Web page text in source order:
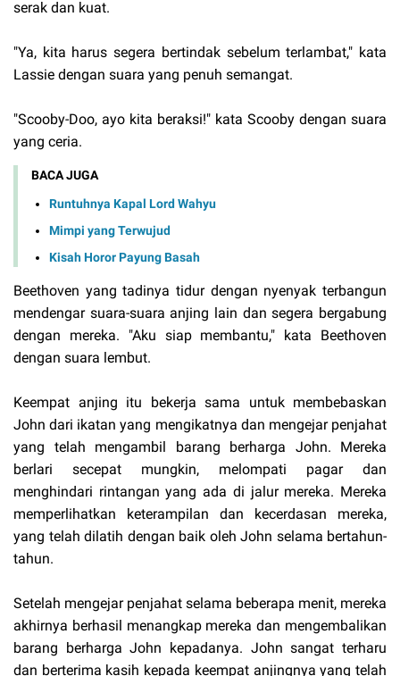
serak dan kuat.
"Ya, kita harus segera bertindak sebelum terlambat," kata
Lassie dengan suara yang penuh semangat.
"Scooby-Doo, ayo kita beraksi!" kata Scooby dengan suara
yang ceria.
BACA JUGA
Runtuhnya Kapal Lord Wahyu
Mimpi yang Terwujud
Kisah Horor Payung Basah
Beethoven yang tadinya tidur dengan nyenyak terbangun
mendengar suara-suara anjing lain dan segera bergabung
dengan mereka. "Aku siap membantu," kata Beethoven
dengan suara lembut.
Keempat anjing itu bekerja sama untuk membebaskan
John dari ikatan yang mengikatnya dan mengejar penjahat
yang telah mengambil barang berharga John. Mereka
berlari secepat mungkin, melompati pagar dan
menghindari rintangan yang ada di jalur mereka. Mereka
memperlihatkan keterampilan dan kecerdasan mereka,
yang telah dilatih dengan baik oleh John selama bertahun-
tahun.
Setelah mengejar penjahat selama beberapa menit, mereka
akhirnya berhasil menangkap mereka dan mengembalikan
barang berharga John kepadanya. John sangat terharu
dan berterima kasih kepada keempat anjingnya yang telah